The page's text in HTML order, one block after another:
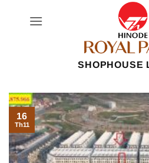
SHOPHOUSE
16
Th11